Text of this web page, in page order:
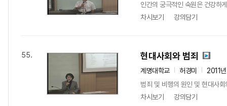
인간의 궁극적인 숙원은 건강하
차시보기
강의담기
55. 현대사회와 범죄
계명대학교 허경미
2011
범죄 및 비행의 원인 및 현대사
차시보기
강의담기